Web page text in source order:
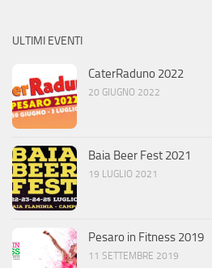
ULTIMI EVENTI
CaterRaduno 2022
20 GIUGNO 2022
Baia Beer Fest 2021
19 LUGLIO 2021
Pesaro in Fitness 2019
11 SETTEMBRE 2019